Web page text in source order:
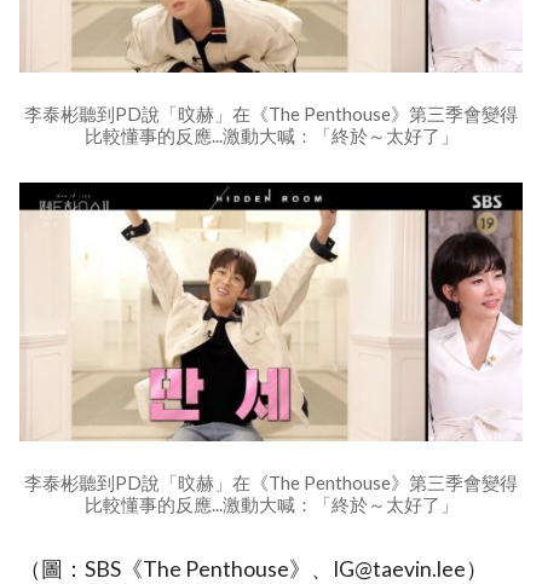
李泰彬聽到PD說「旼赫」在《The Penthouse》第三季會變得
比較懂事的反應...激動大喊：「終於～太好了」
李泰彬聽到PD說「旼赫」在《The Penthouse》第三季會變得
比較懂事的反應...激動大喊：「終於～太好了」
（圖：SBS《The Penthouse》、IG@taevin.lee）